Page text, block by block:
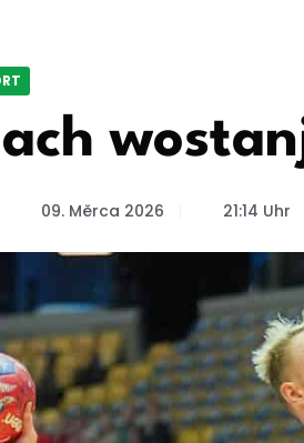
09. Měrca 2026 21:14 Uhr